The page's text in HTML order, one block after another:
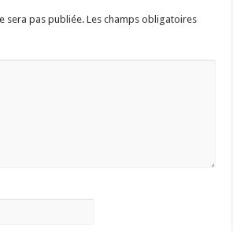
sera pas publiée. Les champs obligatoires